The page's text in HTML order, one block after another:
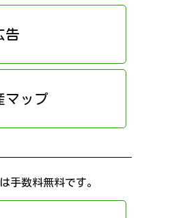
告
マップ
手数料無料です。